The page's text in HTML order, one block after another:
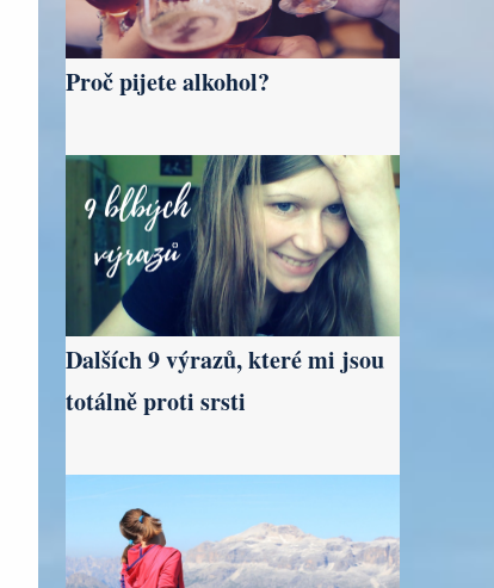
Proč pijete alkohol?
Dalších 9 výrazů, které mi jsou
totálně proti srsti